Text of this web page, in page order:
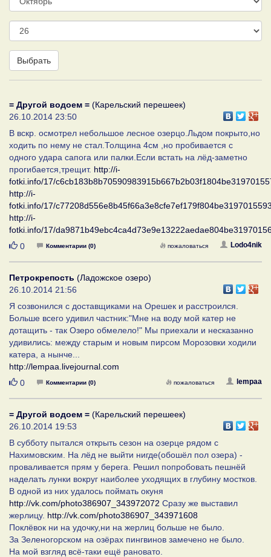
День
Выбрать
= Другой водоем = (Карельский перешеек)
26.10.2014 23:50
В вскр. осмотрел небольшое лесное озерцо.Льдом покрыто,но
ходить по нему не стал.Толщина 4см ,но пробивается с
одного удара сапога или палки.Если встать на лёд-заметно
прогибается,трещит. http://i-
fotki.info/17/
http://i-
fotki.info/17/
http://i-
fotki.info/17/
Нравится
0 Комментарии (0) Lodo4nik
пожаловаться
Петрокрепость (Ладожское озеро)
26.10.2014 21:56
Я созвонился с доставщиками на Орешек и расстроился.
Больше всего удивил частник:"Мне на воду мой катер не
дотащить - так Озеро обмелело!" Мы приехали и несказанно
удивились: между старым и новым пирсом Морозовки ходили
катера, а нынче...
http://lempaa.livejournal.com
Нравится
0 Комментарии (0) lempaa
пожаловаться
= Другой водоем = (Карельский перешеек)
26.10.2014 19:53
В субботу пытался открыть сезон на озерце рядом с
Нахимовским. На лёд не выйти нигде(обошёл пол озера) -
проваливается прям у берега. Решил попробовать пешнёй
наделать лунки вокруг наиболее уходящих в глубину мостков.
В одной из них удалось поймать окуня
http://vk.com/photo386907_343972072 Сразу же выставил
жерлицу. http://vk.com/photo386907_343971608
Поклёвок ни на удочку,ни на жерлиц больше не было.
За Зеленогорском на озёрах пингвинов замечено не было.
На мой взгляд всё-таки ещё рановато.